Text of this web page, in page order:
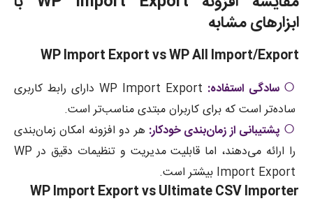
ابزارهای مشابه
WP Import Export vs WP All Import/Export
سادگی استفاده:
WP Import Export دارای رابط کاربری
ساده‌تر است که برای کاربران مبتدی مناسب‌تر است.
پشتیبانی از زمان‌بندی خودکار: هر دو افزونه امکان زمان‌بندی
را ارائه می‌دهند، اما قابلیت مدیریت و تنظیمات دقیق در WP
Import Export بیشتر است.
WP Import Export vs Ultimate CSV Importer